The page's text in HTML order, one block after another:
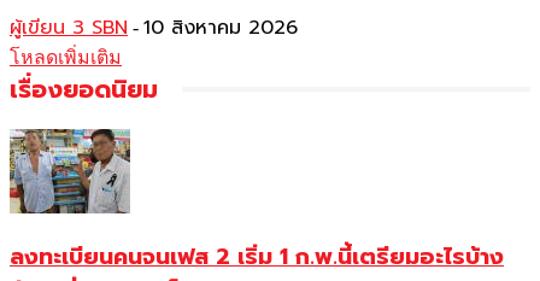
ผู้เขียน 3 SBN - 10 สิงหาคม 2026
โหลดเพิ่มเติม
เรื่องยอดนิยม
ลงทะเบียนคนจนเฟส 2 เริ่ม 1 ก.พ.นี้เตรียมอะไรบ้าง